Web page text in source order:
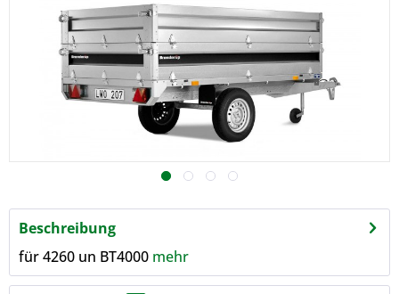
Beschreibung
für 4260 un BT4000 mehr